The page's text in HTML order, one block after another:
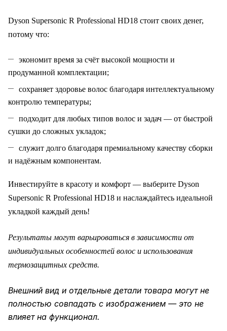
Dyson Supersonic R Professional HD18 стоит своих денег,
потому что:
экономит время за счёт высокой мощности и
продуманной комплектации;
сохраняет здоровье волос благодаря интеллектуальному
контролю температуры;
подходит для любых типов волос и задач — от быстрой
сушки до сложных укладок;
служит долго благодаря премиальному качеству сборки
и надёжным компонентам.
Инвестируйте в красоту и комфорт — выберите Dyson
Supersonic R Professional HD18 и наслаждайтесь идеальной
укладкой каждый день!
Результаты могут варьироваться в зависимости от
индивидуальных особенностей волос и использования
термозащитных средств.
Внешний вид и отдельные детали товара могут не
полностью совпадать с изображением — это не
влияет на функционал.